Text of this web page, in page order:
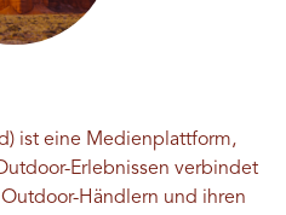
ist eine Medienplattform,
Erlebnissen verbindet
Händlern und ihren